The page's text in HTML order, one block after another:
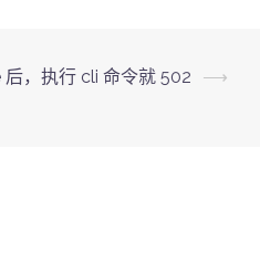
，执行 cli 命令就 502 ⟶